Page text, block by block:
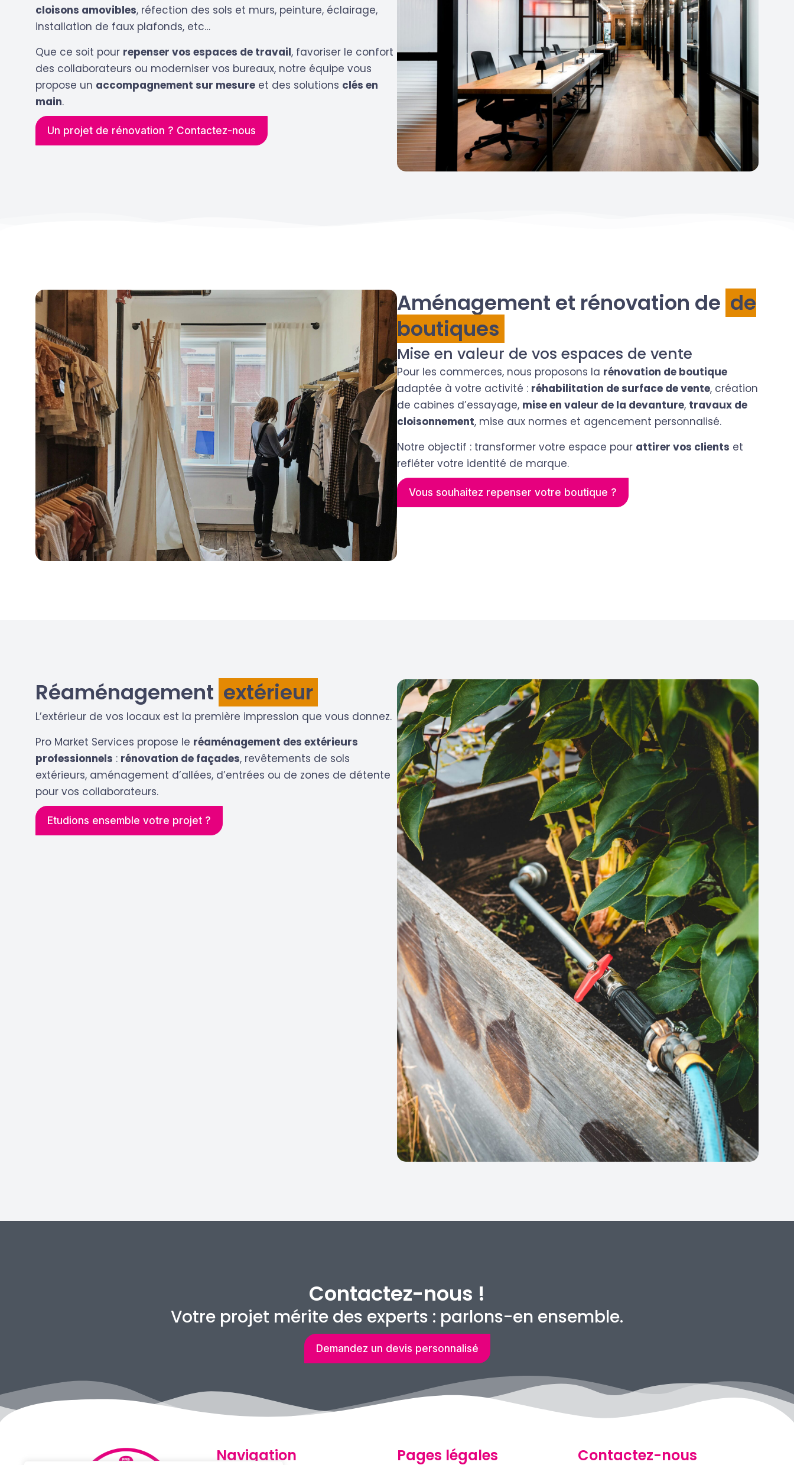
cloisons amovibles, réfection des sols et murs, peinture, éclairage,
installation de faux plafonds, etc…
Que ce soit pour repenser vos espaces de travail, favoriser le confort
des collaborateurs ou moderniser vos bureaux, notre équipe vous
propose un accompagnement sur mesure et des solutions clés en
main.
Un projet de rénovation ? Contactez-nous
Aménagement et rénovation de de
boutiques
Mise en valeur de vos espaces de vente
Pour les commerces, nous proposons la rénovation de boutique
adaptée à votre activité : réhabilitation de surface de vente, création
de cabines d’essayage, mise en valeur de la devanture, travaux de
cloisonnement, mise aux normes et agencement personnalisé.
Notre objectif : transformer votre espace pour attirer vos clients et
refléter votre identité de marque.
Vous souhaitez repenser votre boutique ?
Réaménagement extérieur
L’extérieur de vos locaux est la première impression que vous donnez.
Pro Market Services propose le réaménagement des extérieurs
professionnels : rénovation de façades, revêtements de sols
extérieurs, aménagement d’allées, d’entrées ou de zones de détente
pour vos collaborateurs.
Etudions ensemble votre projet ?
Contactez-nous !
Votre projet mérite des experts : parlons-en ensemble.
Demandez un devis personnalisé
Navigation Pages légales Contactez-nous